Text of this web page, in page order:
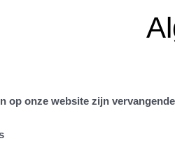
op onze website zijn